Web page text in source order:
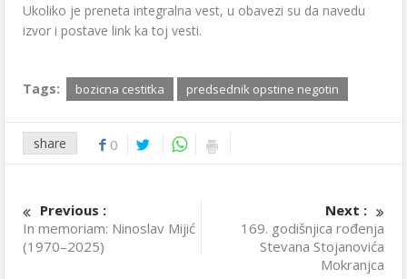
Ukoliko je preneta integralna vest, u obavezi su da navedu
izvor i postave link ka toj vesti.
Tags: bozicna cestitka predsednik opstine negotin
share 0
Previous :
In memoriam: Ninoslav Mijić
(1970–2025)
Next :
169. godišnjica rođenja
Stevana Stojanovića
Mokranjca